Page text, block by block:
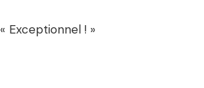
« Exceptionnel ! »